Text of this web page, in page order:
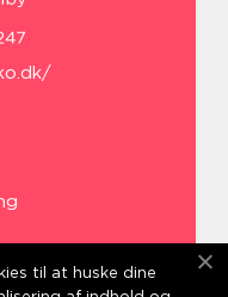
til at huske dine